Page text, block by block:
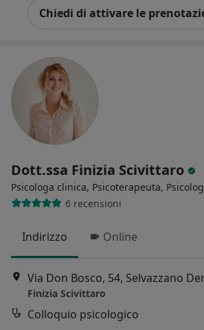
Chiedi di attivare le
Dott.ssa Finizia Scivittaro
Psicologa clinica, Psicoterapeuta,
6 recensioni
Indirizzo Online
Via Don Bosco, 54, Selvazzano
Finizia Scivittaro
Colloquio psicologico